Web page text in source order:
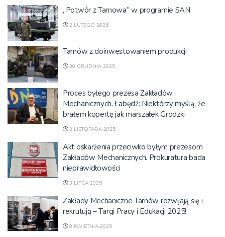
„Potwór z Tarnowa” w programie SAN
2 LUTEGO 2026
Tarnów z doinwestowaniem produkcji
30 GRUDNIA 2025
Proces byłego prezesa Zakładów
Mechanicznych. Łabędź: Niektórzy myślą, że
brałem kopertę jak marszałek Grodzki
3 LISTOPADA 2025
Akt oskarżenia przeciwko byłym prezesom
Zakładów Mechanicznych. Prokuratura bada
nieprawidłowości
3 LIPCA 2025
Zakłady Mechaniczne Tarnów rozwijają się i
rekrutują – Targi Pracy i Edukacji 2025!
8 KWIETNIA 2025